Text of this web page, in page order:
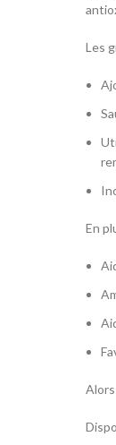
Les
En